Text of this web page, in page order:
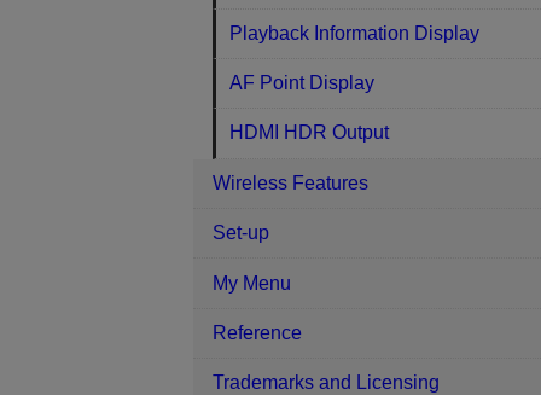
Playback Information Display
AF Point Display
HDMI HDR Output
Wireless Features
Set-up
My Menu
Reference
Trademarks and Licensing